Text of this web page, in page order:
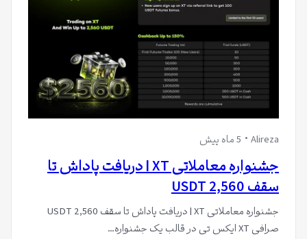
Alireza 5 ماه پیش
جشنواره معاملاتی XT | دریافت پاداش تا
سقف 2,560 USDT
جشنواره معاملاتی XT | دریافت پاداش تا سقف 2,560 USDT
صرافی XT ایکس تی در قالب یک جشنواره…